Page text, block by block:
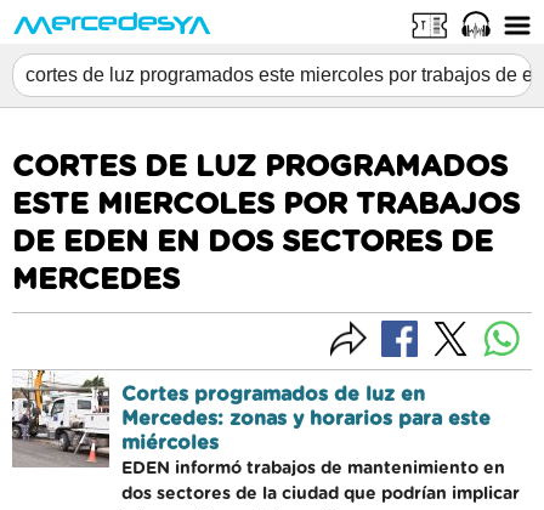
CORTES DE LUZ PROGRAMADOS
ESTE MIERCOLES POR TRABAJOS
DE EDEN EN DOS SECTORES DE
MERCEDES
Cortes programados de luz en
Mercedes: zonas y horarios para este
miércoles
EDEN informó trabajos de mantenimiento en
dos sectores de la ciudad que podrían implicar